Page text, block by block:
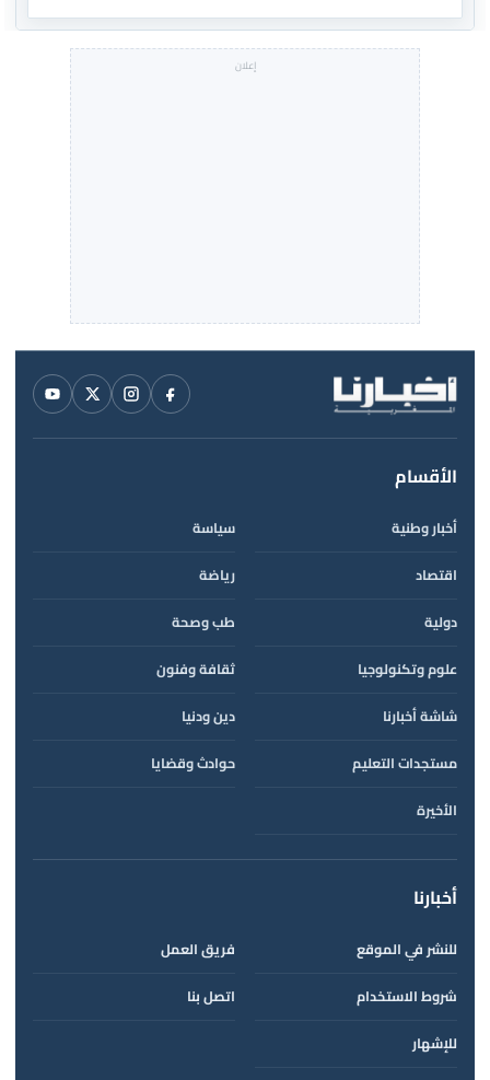
الأقسام
أخبار وطنية
سياسة
اقتصاد
رياضة
دولية
طب وصحة
علوم وتكنولوجيا
ثقافة وفنون
شاشة أخبارنا
دين ودنيا
مستجدات التعليم
حوادث وقضايا
الأخيرة
أخبارنا
للنشر في الموقع
فريق العمل
شروط الاستخدام
اتصل بنا
للإشهار